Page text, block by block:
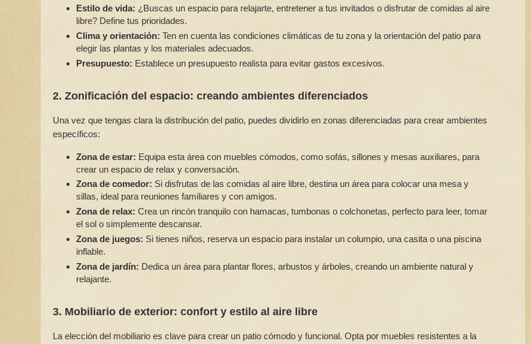
Estilo de vida: ¿Buscas un espacio para relajarte, entretener a tus invitados o disfrutar de comidas al aire
libre? Define tus prioridades.
Clima y orientación: Ten en cuenta las condiciones climáticas de tu zona y la orientación del patio para
elegir las plantas y los materiales adecuados.
Presupuesto: Establece un presupuesto realista para evitar gastos excesivos.
2. Zonificación del espacio: creando ambientes diferenciados
Una vez que tengas clara la distribución del patio, puedes dividirlo en zonas diferenciadas para crear ambientes
específicos:
Zona de estar: Equipa esta área con muebles cómodos, como sofás, sillones y mesas auxiliares, para
crear un espacio de relax y conversación.
Zona de comedor: Si disfrutas de las comidas al aire libre, destina un área para colocar una mesa y
sillas, ideal para reuniones familiares y con amigos.
Zona de relax: Crea un rincón tranquilo con hamacas, tumbonas o colchonetas, perfecto para leer, tomar
el sol o simplemente descansar.
Zona de juegos: Si tienes niños, reserva un espacio para instalar un columpio, una casita o una piscina
inflable.
Zona de jardín: Dedica un área para plantar flores, arbustos y árboles, creando un ambiente natural y
relajante.
3. Mobiliario de exterior: confort y estilo al aire libre
La elección del mobiliario es clave para crear un patio cómodo y funcional. Opta por muebles resistentes a la